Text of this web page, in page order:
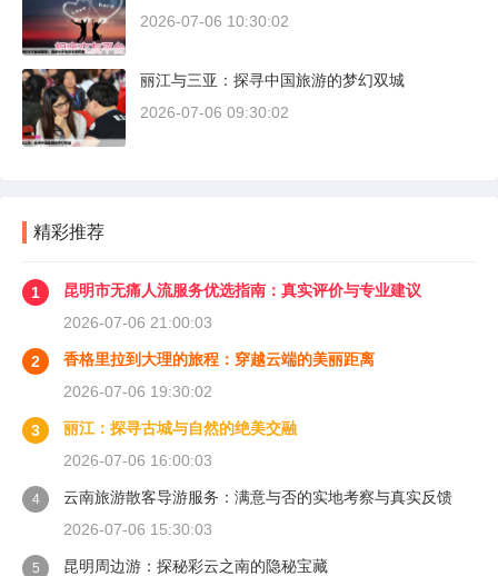
2026-07-06 10:30:02
丽江与三亚：探寻中国旅游的梦幻双城
2026-07-06 09:30:02
精彩推荐
1
昆明市无痛人流服务优选指南：真实评价与专业建议
2026-07-06 21:00:03
2
香格里拉到大理的旅程：穿越云端的美丽距离
2026-07-06 19:30:02
3
丽江：探寻古城与自然的绝美交融
2026-07-06 16:00:03
4
云南旅游散客导游服务：满意与否的实地考察与真实反馈
2026-07-06 15:30:03
5 昆明周边游：探秘彩云之南的隐秘宝藏